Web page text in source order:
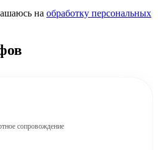
на обработку персональных
сопровождение